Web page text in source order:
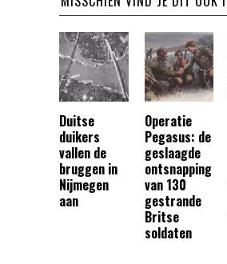
Duitse
duikers
vallen de
bruggen in
Nijmegen
aan
Operatie
Pegasus: de
geslaagde
ontsnapping
van 130
gestrande
Britse
soldaten